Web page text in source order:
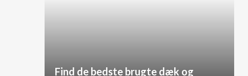
Find de bedste brugte dæk og